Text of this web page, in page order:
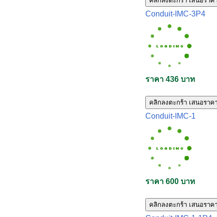
Conduit-IMC-3P4
ราคา 436 บาท
คลิกลงตะกร้า เสนอราค
Conduit-IMC-1
ราคา 600 บาท
คลิกลงตะกร้า เสนอราค